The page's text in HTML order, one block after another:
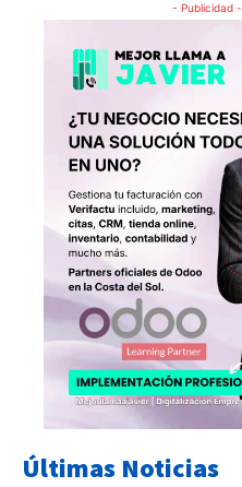
- Publicidad -
Últimas Noticias